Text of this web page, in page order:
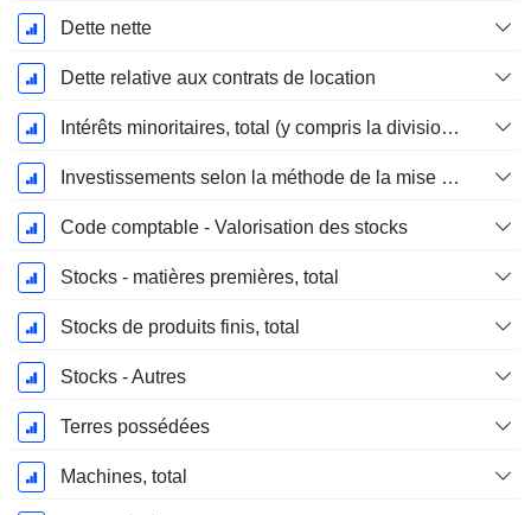
Dette nette
Dette relative aux contrats de location
Intérêts minoritaires, total (y compris la division financière)
Investissements selon la méthode de la mise en équivalence, total
Code comptable - Valorisation des stocks
Stocks - matières premières, total
Stocks de produits finis, total
Stocks - Autres
Terres possédées
Machines, total